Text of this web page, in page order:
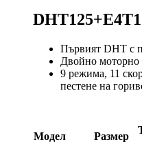
Първият DHT с
Двойно моторно
9 режима, 11
пестене на
Модел Размер